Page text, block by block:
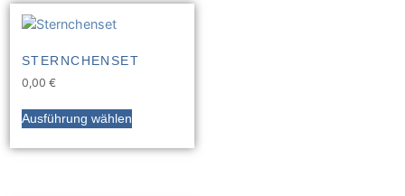
STERNCHENSET
0,00 €
Ausführung wählen